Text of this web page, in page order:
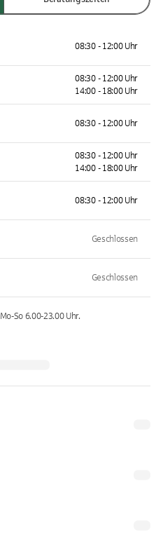
08:30 - 12:00 Uhr
08:30 - 12:00 Uhr
14:00 - 18:00 Uhr
08:30 - 12:00 Uhr
08:30 - 12:00 Uhr
14:00 - 18:00 Uhr
08:30 - 12:00 Uhr
Geschlossen
Geschlossen
Mo-So 6.00-23.00Uhr.